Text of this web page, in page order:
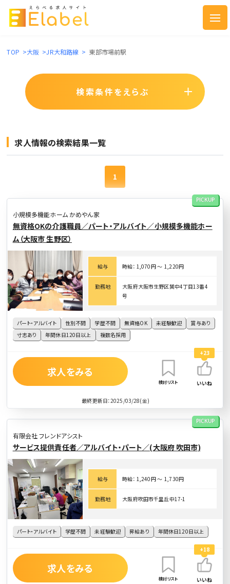
TOP >大阪 >JR大和路線 > 東部市場前駅
求人情報の検索結果一覧
1
小規模多機能ホーム かめやん家
PICKUP
無資格OKの介護職員／パート・アルバイト／小規模多機能ホー
ム（大阪市 生野区）
パート・アルバイト 性別不問 学歴不問 無資格OK 未経験歓迎
賞与あり
寸志あり
年間休日120日以上 複数名採用
給与 時給： 1,070円 〜 1,220円
勤務地
大阪府大阪市生野区巽中4丁目13番4
号
最終更新日：2025/03/28(金)
求人をみる
検討リスト
+23
いいね
有限会社 フレンドアシスト
PICKUP
サービス提供責任者／アルバイト・パート／(大阪府 吹田市)
パート・アルバイト 学歴不問 未経験歓迎 昇給あり 年間休日120日以上
給与 時給： 1,240円 〜 1,730円
勤務地 大阪府吹田市千里丘中17-1
求人をみる
検討リスト
+18
いいね
検索条件をえらぶ